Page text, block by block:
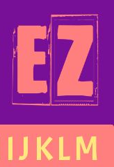
IJ KLM